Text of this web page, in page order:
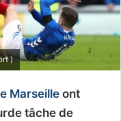
)
Marseilleont
tâche de